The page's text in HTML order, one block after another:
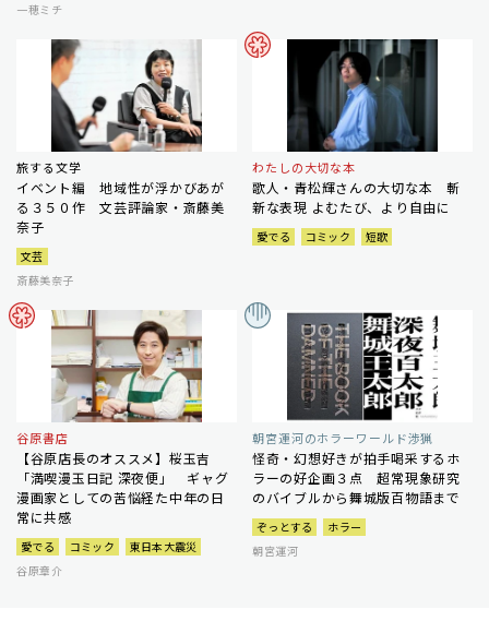
一穂ミチ
旅する文学
イベント編 地域性が浮かびあが
る３５０作 文芸評論家・斎藤美
奈子
文芸
斎藤美奈子
わたしの大切な本
歌人・青松輝さんの大切な本 斬
新な表現 よむたび、より自由に
愛でる コミック 短歌
谷原書店
【谷原店長のオススメ】桜玉吉
「満喫漫玉日記 深夜便」 ギャグ
漫画家としての苦悩経た中年の日
常に共感
愛でる コミック
東日本大震災
谷原章介
朝宮運河のホラーワールド渉猟
怪奇・幻想好きが拍手喝采するホ
ラーの好企画３点 超常現象研究
のバイブルから舞城版百物語まで
ぞっとする
ホラー
朝宮運河